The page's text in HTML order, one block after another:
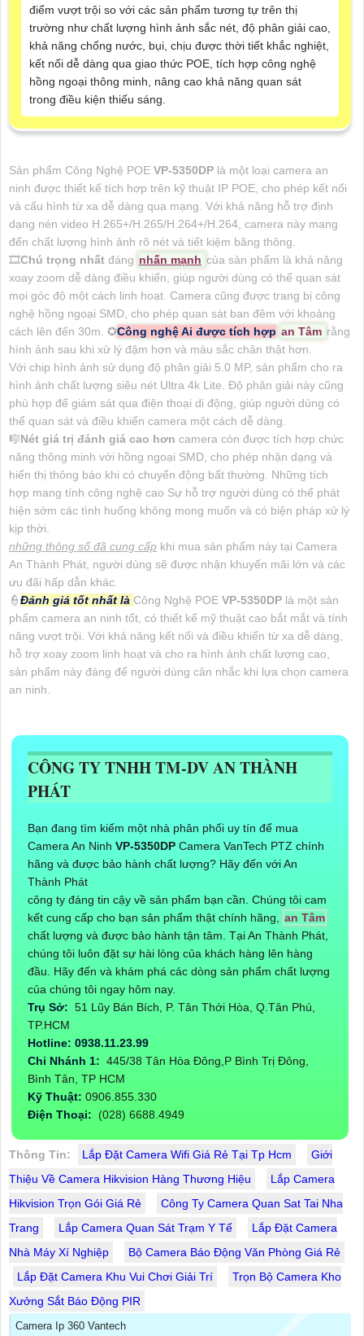
điểm vượt trội so với các sản phẩm tương tự trên thị
trường như chất lượng hình ảnh sắc nét, độ phân giải cao,
khả năng chống nước, bụi, chịu được thời tiết khắc nghiệt,
kết nối dễ dàng qua giao thức POE, tích hợp công nghệ
hồng ngoại thông minh, nâng cao khả năng quan sát
trong điều kiện thiếu sáng.
Sản phẩm Công Nghệ POE VP-5350DP là một loại camera an
ninh được thiết kế tích hợp trên kỹ thuật IP POE, cho phép kết nối
và cấu hình từ xa dễ dàng qua mạng. Với khả năng hỗ trợ định
dạng nén video H.265+/H.265/H.264+/H.264, camera này mang
đến chất lượng hình ảnh rõ nét và tiết kiệm băng thông.
🎞Chú trọng nhất đáng nhấn mạnh của sản phẩm là khả năng
xoay zoom dễ dàng điều khiển, giúp người dùng có thể quan sát
mọi góc độ một cách linh hoạt. Camera cũng được trang bị công
nghệ hồng ngoại SMD, cho phép quan sát ban đêm với khoảng
cách lên đến 30m. ✪Công nghệ Ai được tích hợp an Tâm rằng
hình ảnh sau khi xử lý đậm hơn và màu sắc chân thật hơn.
Với chip hình ảnh sử dụng độ phân giải 5.0 MP, sản phẩm cho ra
hình ảnh chất lượng siêu nét Ultra 4k Lite. Độ phân giải này cũng
phù hợp để giám sát qua điện thoại di động, giúp người dùng có
thể quan sát và điều khiển camera một cách dễ dàng.
🎼️Nét giá trị đánh giá cao hơn camera còn được tích hợp chức
năng thông minh với hồng ngoại SMD, cho phép nhận dạng và
hiển thị thông báo khi có chuyển động bất thường. Những tích
hợp mang tính công nghệ cao Sự hỗ trợ người dùng có thể phát
hiện sớm các tình huống không mong muốn và có biện pháp xử lý
kịp thời.
những thông số đã cung cấp khi mua sản phẩm này tại Camera
An Thành Phát, người dùng sẽ được nhận khuyến mãi lớn và các
ưu đãi hấp dẫn khác.
👮Đánh giá tốt nhất là Công Nghệ POE VP-5350DP là một sản
phẩm camera an ninh tốt, có thiết kế mỹ thuật cao bắt mắt và tính
năng vượt trội. Với khả năng kết nối và điều khiển từ xa dễ dàng,
hỗ trợ xoay zoom linh hoạt và cho ra hình ảnh chất lượng cao,
sản phẩm này đáng để người dùng cân nhắc khi lựa chọn camera
an ninh.
CÔNG TY TNHH TM-DV AN THÀNH
PHÁT
Bạn đang tìm kiếm một nhà phân phối uy tín để mua
Camera An Ninh VP-5350DP Camera VanTech PTZ chính
hãng và được bảo hành chất lượng? Hãy đến với An
Thành Phát
công ty đáng tin cậy về sản phẩm bạn cần. Chúng tôi cam
kết cung cấp cho bạn sản phẩm thật chính hãng, an Tâm
chất lượng và được bảo hành tận tâm. Tại An Thành Phát,
chúng tôi luôn đặt sự hài lòng của khách hàng lên hàng
đầu. Hãy đến và khám phá các dòng sản phẩm chất lượng
của chúng tôi ngay hôm nay.
Trụ Sở: 51 Lũy Bán Bích, P. Tân Thới Hòa, Q.Tân Phú,
TP.HCM
Hotline: 0938.11.23.99
Chi Nhánh 1: 445/38 Tân Hòa Đông,P Bình Trị Đông,
Bình Tân, TP HCM
Kỹ Thuật: 0906.855.330
Điện Thoại: (028) 6688.4949
Thông Tin: Lắp Đặt Camera Wifi Giá Rẻ Tại Tp Hcm
Giới
Thiệu Về Camera Hikvision Hàng Thương Hiệu
Lắp Camera
Hikvision Trọn Gói Giá Rẻ
Công Ty Camera Quan Sat Tai Nha
Trang
Lắp Camera Quan Sát Trạm Y Tế
Lắp Đặt Camera
Nhà Máy Xí Nghiệp
Bộ Camera Báo Động Văn Phòng Giá Rẻ
Lắp Đặt Camera Khu Vui Chơi Giải Trí
Trọn Bộ Camera Kho
Xưởng Sắt Báo Động PIR
Camera Ip 360 Vantech